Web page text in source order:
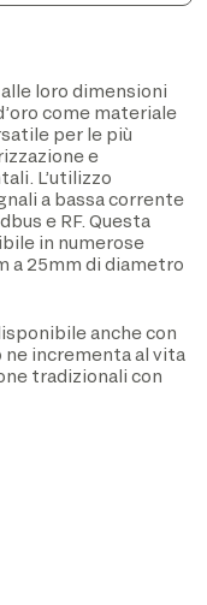
loro dimensioni
come materiale
per le più
e
L’utilizzo
a bassa corrente
e RF. Questa
in numerose
a 25mm di diametro
anche con
ne incrementa al vita
tradizionali con
ed